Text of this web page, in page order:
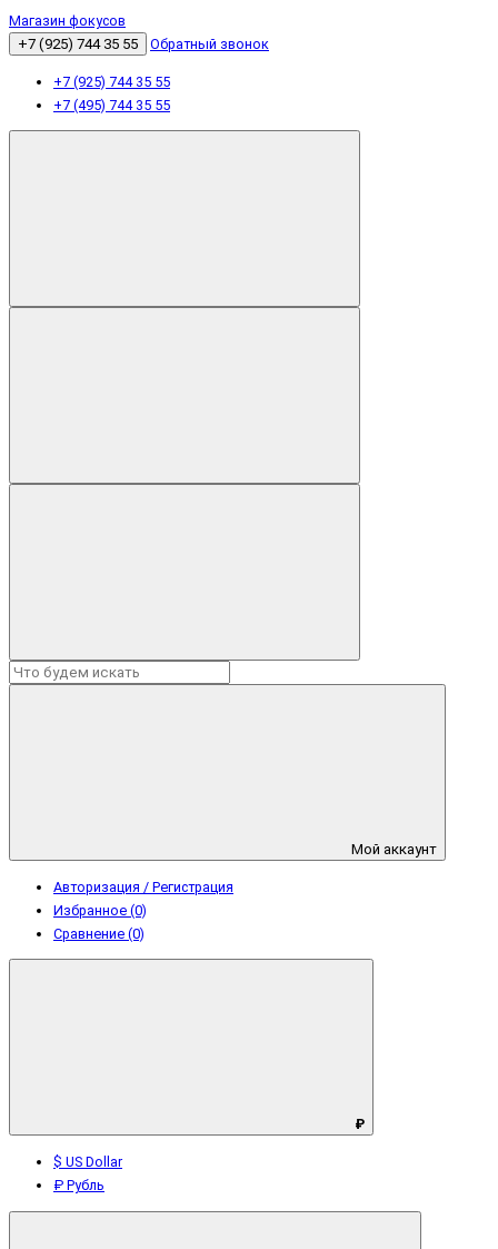
Магазин фокусов
+7 (925) 744 35 55
Обратный звонок
+7 (925) 744 35 55
+7 (495) 744 35 55
Мой аккаунт
Авторизация / Регистрация
Избранное (0)
Сравнение (0)
₽
$ US Dollar
₽ Рубль